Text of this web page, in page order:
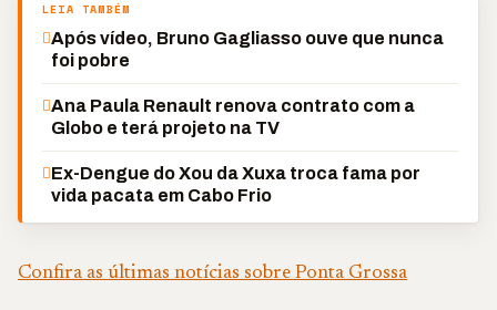
LEIA TAMBÉM
Após vídeo, Bruno Gagliasso ouve que nunca
foi pobre
Ana Paula Renault renova contrato com a
Globo e terá projeto na TV
Ex-Dengue do Xou da Xuxa troca fama por
vida pacata em Cabo Frio
Confira as últimas notícias sobre Ponta Grossa